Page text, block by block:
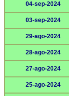
04-sep-2024
03-sep-2024
29-ago-2024
28-ago-2024
27-ago-2024
25-ago-2024